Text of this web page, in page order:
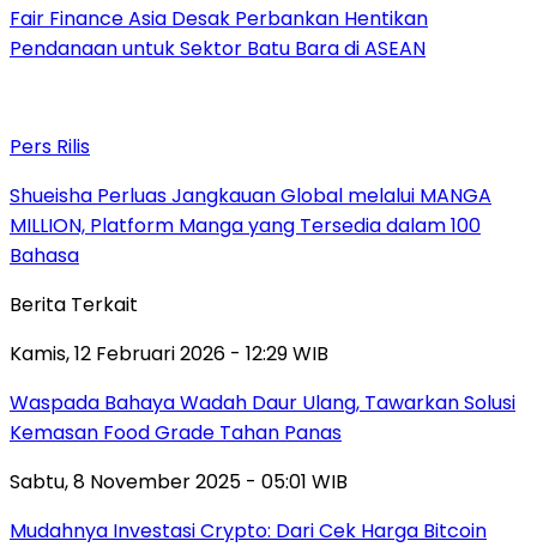
Fair Finance Asia Desak Perbankan Hentikan
Pendanaan untuk Sektor Batu Bara di ASEAN
Pers Rilis
Shueisha Perluas Jangkauan Global melalui MANGA
MILLION, Platform Manga yang Tersedia dalam 100
Bahasa
Berita Terkait
Kamis, 12 Februari 2026 - 12:29 WIB
Waspada Bahaya Wadah Daur Ulang, Tawarkan Solusi
Kemasan Food Grade Tahan Panas
Sabtu, 8 November 2025 - 05:01 WIB
Mudahnya Investasi Crypto: Dari Cek Harga Bitcoin